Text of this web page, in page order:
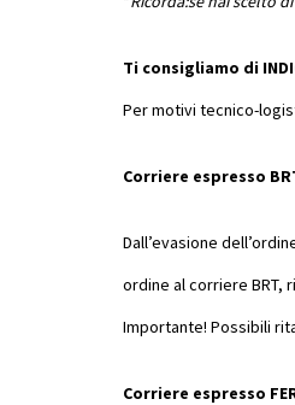
Ti consigliamo di
Per motivi tecnico-
Corriere espresso
Dall’evasione
ordine al corriere BRT,
Importante! Possibili
Corriere espresso